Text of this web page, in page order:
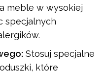
meble w wysokiej
specjalnych
Stosuj specjalne
które